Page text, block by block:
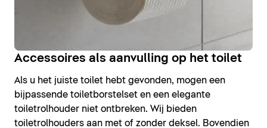
Accessoires als aanvulling op het toilet
Als u het juiste toilet hebt gevonden, mogen een
bijpassende toiletborstelset en een elegante
toiletrolhouder niet ontbreken. Wij bieden
toiletrolhouders aan met of zonder deksel. Bovendien